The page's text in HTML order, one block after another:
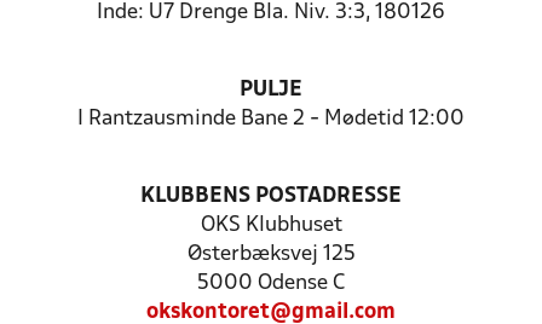
Inde: U7 Drenge Bla. Niv. 3:3, 180126
PULJE
I Rantzausminde Bane 2 - Mødetid 12:00
KLUBBENS POSTADRESSE
OKS Klubhuset
Østerbæksvej 125
5000 Odense C
okskontoret@gmail.com